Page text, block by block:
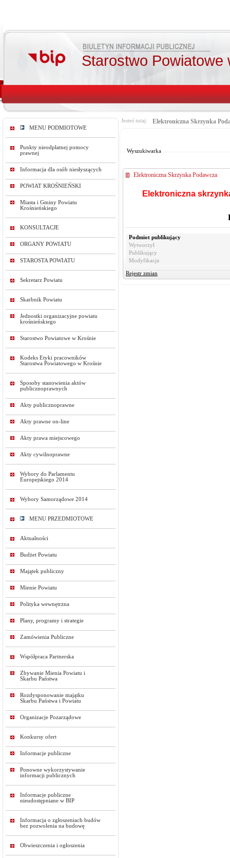
Starostwo Powiatowe
MENU PODMIOTOWE
Punkty nieodpłatnej pomocy
prawnej
Informacja dla osób niesłyszących
POWIAT KROŚNIEŃSKI
Miasta i Gminy Powiatu
Krośnieńskiego
KONSULTACJE
ORGANY POWIATU
STAROSTA POWIATU
Sekretarz Powiatu
Skarbnik Powiatu
Jednostki organizacyjne powiatu
krośnieńskiego
Starostwo Powiatowe w Krośnie
Kodeks Etyki pracowników
Starostwa Powiatowego w Krośnie
Sposoby stanowienia aktów
publicznoprawnych
Akty publicznoprawne
Akty prawne on-line
Akty prawa miejscowego
Akty cywilnoprawne
Wybory do Parlamentu
Europejskiego 2014
Wybory Samorządowe 2014
MENU PRZEDMIOTOWE
Aktualności
Budżet Powiatu
Majątek publiczny
Mienie Powiatu
Polityka wewnętrzna
Plany, programy i strategie
Zamówienia Publiczne
Współpraca Partnerska
Zbywanie Mienia Powiatu i
Skarbu Państwa
Rozdysponowanie majątku
Skarbu Państwa i Powiatu
Organizacje Pozarządowe
Konkursy ofert
Informacje publiczne
Ponowne wykorzystywanie
informacji publicznych
Informacje publiczne
nieudostępniane w BIP
Informacja o zgłoszeniach budów
bez pozwolenia na budowę
Obwieszczenia i ogłoszenia
Jesteś tutaj: Elektroniczna Skrzynka
Wyszukiwarka
Elektroniczna Skrzynka Podawcza
Elektroniczna
Podmiot publikujący
Wytworzył
Publikujący
Modyfikacja
Rejestr zmian